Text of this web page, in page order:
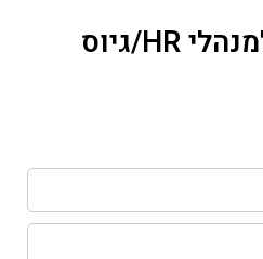
להזמנת סדנה למנהלי HR/גיוס